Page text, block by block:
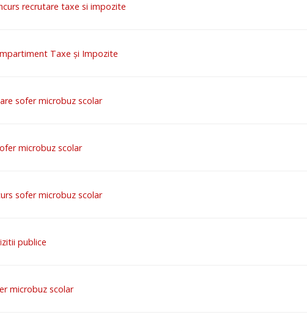
recrutare taxe si impozite
Taxe și Impozite
sofer microbuz scolar
microbuz scolar
sofer microbuz scolar
publice
microbuz scolar